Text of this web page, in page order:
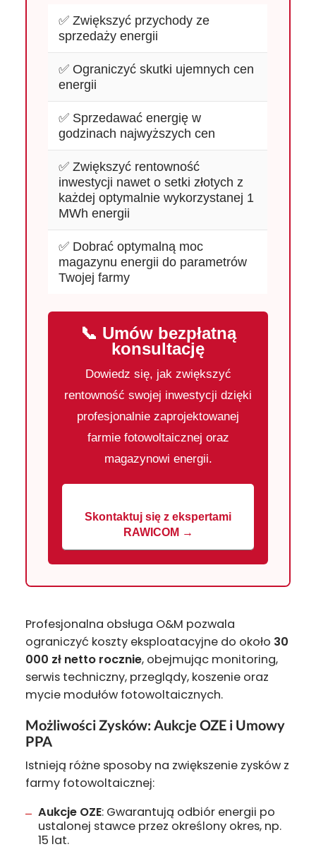
✅ Zwiększyć przychody ze
sprzedaży energii
✅ Ograniczyć skutki ujemnych cen
energii
✅ Sprzedawać energię w
godzinach najwyższych cen
✅ Zwiększyć rentowność
inwestycji nawet o setki złotych z
każdej optymalnie wykorzystanej 1
MWh energii
✅ Dobrać optymalną moc
magazynu energii do parametrów
Twojej farmy
📞 Umów bezpłatną
konsultację
Dowiedz się, jak zwiększyć
rentowność swojej inwestycji dzięki
profesjonalnie zaprojektowanej
farmie fotowoltaicznej oraz
magazynowi energii.
Skontaktuj się z ekspertami
RAWICOM →
Profesjonalna obsługa O&M pozwala
ograniczyć koszty eksploatacyjne do około 30
000 zł netto rocznie, obejmując monitoring,
serwis techniczny, przeglądy, koszenie oraz
mycie modułów fotowoltaicznych.
Możliwości Zysków: Aukcje OZE i Umowy
PPA
Istnieją różne sposoby na zwiększenie zysków z
farmy fotowoltaicznej:
Aukcje OZE: Gwarantują odbiór energii po
ustalonej stawce przez określony okres, np.
15 lat.